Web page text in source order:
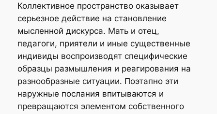
Коллективное пространство оказывает
серьезное действие на становление
мысленной дискурса. Мать и отец,
педагоги, приятели и иные существенные
индивиды воспроизводят специфические
образцы размышления и реагирования на
разнообразные ситуации. Поэтапно эти
наружные послания впитываются и
превращаются элементом собственного